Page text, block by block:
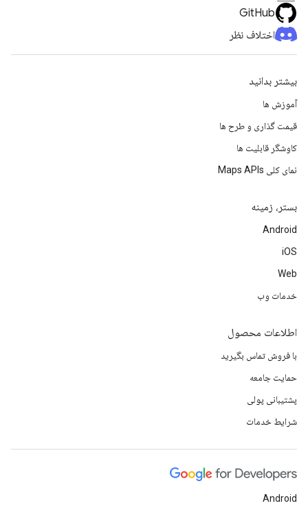
GitHub
اختلاف نظر
بیشتر بدانید
آموزش ها
قیمت گذاری و طرح ها
کاوشگر قابلیت ها
نمای کلی Maps APIs
بستر، زمینه
Android
iOS
Web
خدمات وب
اطلاعات محصول
با فروش تماس بگیرید
حمایت جامعه
پشتیبانی پولی
شرایط خدمات
Android